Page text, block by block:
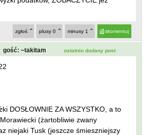
skomentuj
minusy 1
plusy 0
zgłoś
gość: ~takitam ostatnio dodany post
DOSŁOWNIE ZA WSZYSTKO, a to
(żartobliwie zwany
niejaki Tusk (jeszcze śmieszniejszy